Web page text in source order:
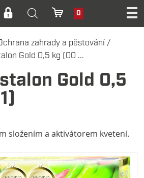
0
zahrady a pěstování /
Gold 0,5 kg (00 ...
Gold 0,5
složením a aktivátorem kvetení.